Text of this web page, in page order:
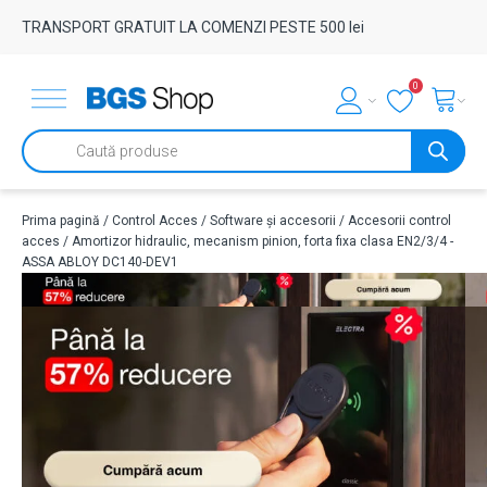
TRANSPORT GRATUIT LA COMENZI PESTE 500 lei
0
Products
search
Prima pagină / Control Acces / Software și accesorii / Accesorii control
acces / Amortizor hidraulic, mecanism pinion, forta fixa clasa EN2/3/4 -
ASSA ABLOY DC140-DEV1